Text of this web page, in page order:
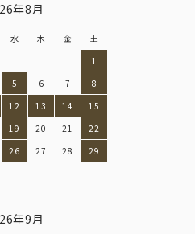
年8月
水 木 金
土
1
5 6 7
8
12 13 14
15
19 20 21
22
26 27 28
29
年9月